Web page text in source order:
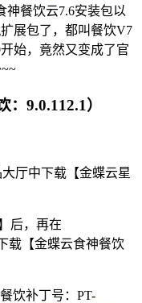
神餐饮云7.6安装包以
展包了，都叫餐饮V7
始，竟然又变成了官
9.0.112.1）
大厅中下载【金蝶云星
后，再在
载【金蝶云食神餐饮
饮补丁号：PT-